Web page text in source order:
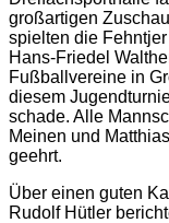
großartigen
spielten die
Hans-Friedel
Fußballvereine in
diesem
schade. Alle
Meinen und
geehrt.
Über einen guten
Rudolf Hütler